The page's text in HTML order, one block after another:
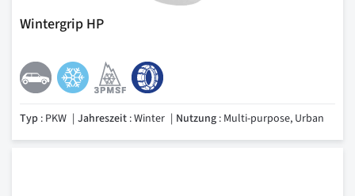
Wintergrip HP
Typ : PKW Jahreszeit : Winter Nutzung : Multi-purpose, Urban